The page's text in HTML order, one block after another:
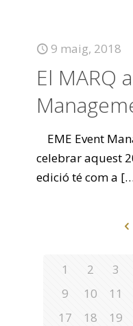
9 maig, 2018
El MARQ
EME Event
celebrar aquest
edició té com a
1 2 3
9
10 11
17
18 19